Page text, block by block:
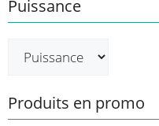
Puissance
Produits en promo